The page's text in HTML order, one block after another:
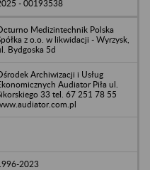
- 00193538
Medizintechnik Polska
z o.o. w likwidacji - Wyrzysk,
Bydgoska 5d
Archiwizacji i Usług
Audiator Piła ul.
33 tel. 67 251 78 55
2023